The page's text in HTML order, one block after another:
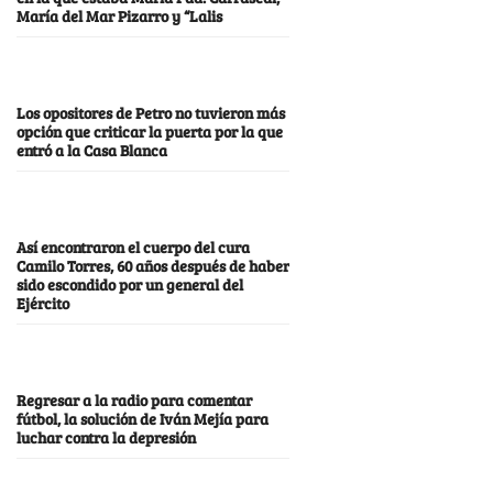
María del Mar Pizarro y “Lalis
Los opositores de Petro no tuvieron más
opción que criticar la puerta por la que
entró a la Casa Blanca
Así encontraron el cuerpo del cura
Camilo Torres, 60 años después de haber
sido escondido por un general del
Ejército
Regresar a la radio para comentar
fútbol, la solución de Iván Mejía para
luchar contra la depresión